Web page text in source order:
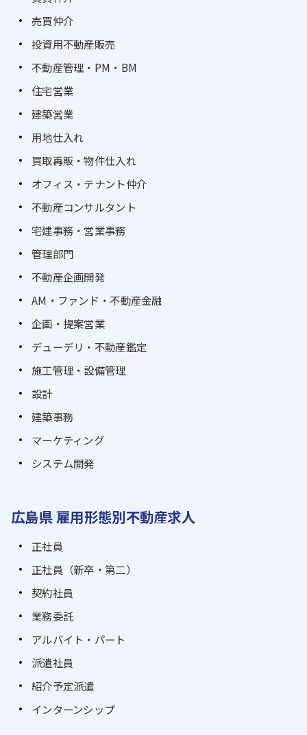
売買仲介
投資用不動産販売
不動産管理・PM・BM
住宅営業
建築営業
用地仕入れ
買取再販・物件仕入れ
オフィス・テナント仲介
不動産コンサルタント
宅建事務・営業事務
管理部門
不動産企画開発
AM・ファンド・不動産金融
企画・提案営業
デューデリ・不動産鑑定
施工管理・設備管理
設計
建築事務
マーケティング
システム開発
広島県 雇用形態別不動産求人
正社員
正社員（新卒・第二）
契約社員
業務委託
アルバイト・パート
派遣社員
紹介予定派遣
インターンシップ